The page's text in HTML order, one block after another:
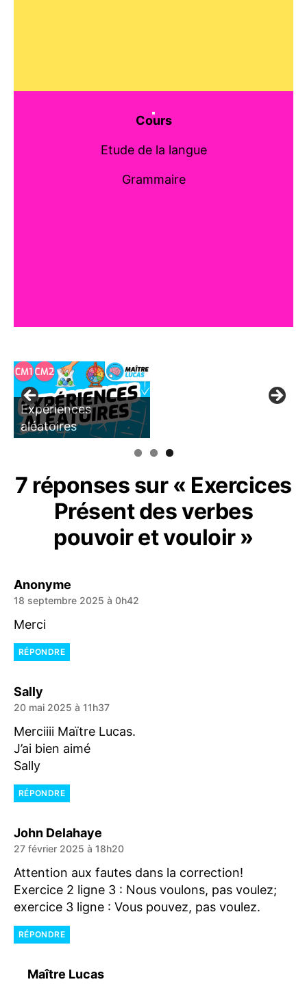
Cours
Etude de la langue
Grammaire
Expériences
aléatoires
7 réponses sur « Exercices
Présent des verbes
pouvoir et vouloir »
Anonyme
18 septembre 2025 à 0h42
Merci
RÉPONDRE
Sally
20 mai 2025 à 11h37
Merciiii Maïtre Lucas.
J’ai bien aimé
Sally
RÉPONDRE
John Delahaye
27 février 2025 à 18h20
Attention aux fautes dans la correction!
Exercice 2 ligne 3 : Nous voulons, pas voulez;
exercice 3 ligne : Vous pouvez, pas voulez.
RÉPONDRE
Maître Lucasdit :